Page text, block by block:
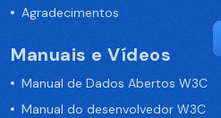
Agradecimentos
Manuais e Vídeos
Manual de Dados Abertos W3C
Manual do desenvolvedor W3C